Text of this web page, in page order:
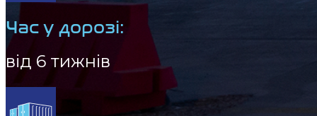
Час у дорозі:
від 6 тижнів